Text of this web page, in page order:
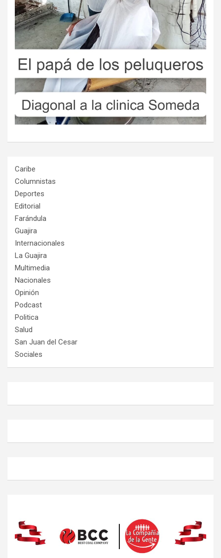
Caribe
Columnistas
Deportes
Editorial
Farándula
Guajira
Internacionales
La Guajira
Multimedia
Nacionales
Opinión
Podcast
Politica
Salud
San Juan del Cesar
Sociales